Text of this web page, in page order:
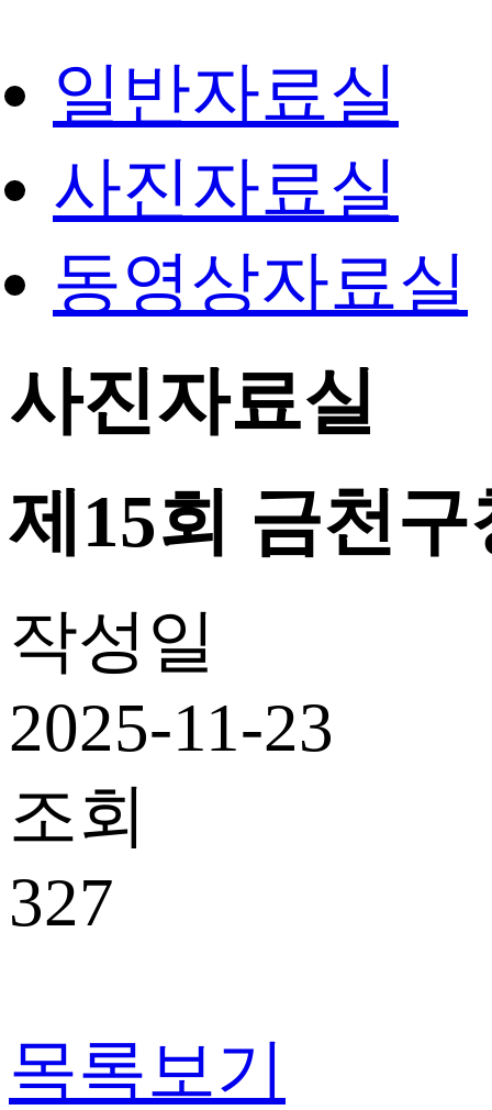
일반자료실
사진자료실
동영상자료실
사진자료실
제15회 금천
작성일
2025-11-23
조회
327
목록보기